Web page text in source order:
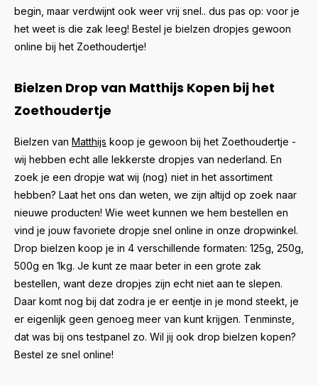
begin, maar verdwijnt ook weer vrij snel.. dus pas op: voor je
het weet is die zak leeg! Bestel je bielzen dropjes gewoon
online bij het Zoethoudertje!
Bielzen Drop van Matthijs Kopen bij het
Zoethoudertje
Bielzen van Matthijs koop je gewoon bij het Zoethoudertje -
wij hebben echt alle lekkerste dropjes van nederland. En
zoek je een dropje wat wij (nog) niet in het assortiment
hebben? Laat het ons dan weten, we zijn altijd op zoek naar
nieuwe producten! Wie weet kunnen we hem bestellen en
vind je jouw favoriete dropje snel online in onze dropwinkel.
Drop bielzen koop je in 4 verschillende formaten: 125g, 250g,
500g en 1kg. Je kunt ze maar beter in een grote zak
bestellen, want deze dropjes zijn echt niet aan te slepen.
Daar komt nog bij dat zodra je er eentje in je mond steekt, je
er eigenlijk geen genoeg meer van kunt krijgen. Tenminste,
dat was bij ons testpanel zo. Wil jij ook drop bielzen kopen?
Bestel ze snel online!